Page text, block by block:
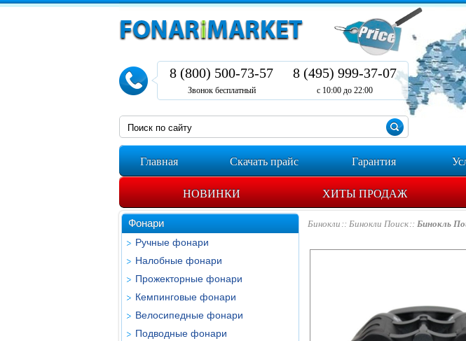
8 (800) 500-73-57
Звонок бесплатный
8 (495) 999-37-07
с 10:00 до 22:00
Главная Скачать прайс Гарантия
НОВИНКИ ХИТЫ ПРОДАЖ
Фонари
Ручные фонари
Налобные фонари
Прожекторные фонари
Кемпинговые фонари
Велосипедные фонари
Подводные фонари
Бинокли Бинокли Поиск Бинокль